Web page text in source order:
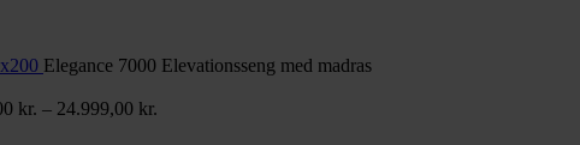
Elegance 7000 Elevationsseng med madras
kr. – 24.999,00 kr.